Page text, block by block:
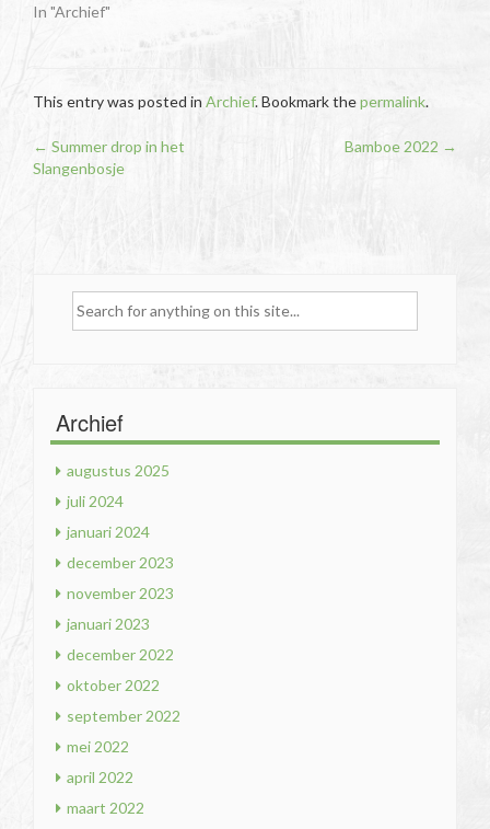
In "Archief"
This entry was posted in Archief. Bookmark thepermalink.
Post
← Summer drop in het
Slangenbosje
Bamboe 2022 →
Search
Archief
augustus 2025
juli 2024
januari 2024
december 2023
november 2023
januari 2023
december 2022
oktober 2022
september 2022
mei 2022
april 2022
maart 2022